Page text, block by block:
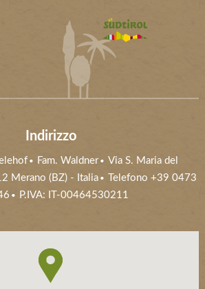
Indirizzo
Fam. Waldner
Via S. Maria del
Merano (BZ) - Italia Telefono+39 0473
P.IVA: IT-00464530211